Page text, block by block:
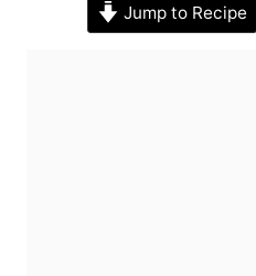
Jump to Recipe